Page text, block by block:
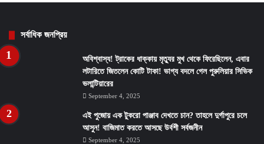
সর্বাধিক জনপ্রিয়
অবিশ্বাস্য! ট্রাকের ধাক্কায় মৃত্যুর মুখ থেকে ফিরেছিলেন, এবার
লটারিতে জিতলেন কোটি টাকা! ভাগ্য বদলে গেল পুরুলিয়ার সিভিক
ভলান্টিয়ারের
September 4, 2025
এই পুজোয় এক টুকরো পাঞ্জাব দেখতে চান? তাহলে দুর্গাপুরে চলে
আসুন! বাজিমাত করতে আসছে উর্বশী সর্বজনীন
September 4, 2025